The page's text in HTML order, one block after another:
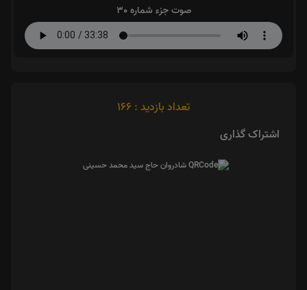
صوت جزء شماره 30
تعداد بازدید : 166
اشتراک گذاری